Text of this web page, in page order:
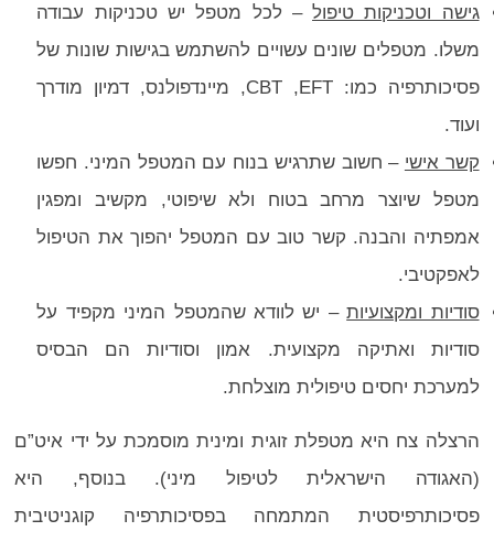
גישה וטכניקות טיפול– לכל מטפל יש טכניקות עבודה
משלו. מטפלים שונים עשויים להשתמש בגישות שונות של
פסיכותרפיה כמו: CBT ,EFT, מיינדפולנס, דמיון מודרך
ועוד.
קשר אישי – חשוב שתרגיש בנוח עם המטפל המיני. חפשו
מטפל שיוצר מרחב בטוח ולא שיפוטי, מקשיב ומפגין
אמפתיה והבנה. קשר טוב עם המטפל יהפוך את הטיפול
לאפקטיבי.
סודיות ומקצועיות– יש לוודא שהמטפל המיני מקפיד על
סודיות ואתיקה מקצועית. אמון וסודיות הם הבסיס
למערכת יחסים טיפולית מוצלחת.
הרצלה צח היא מטפלת זוגית ומינית מוסמכת על ידי איט”ם
(האגודה הישראלית לטיפול מיני). בנוסף, היא
פסיכותרפיסטית המתמחה בפסיכותרפיה קוגניטיבית